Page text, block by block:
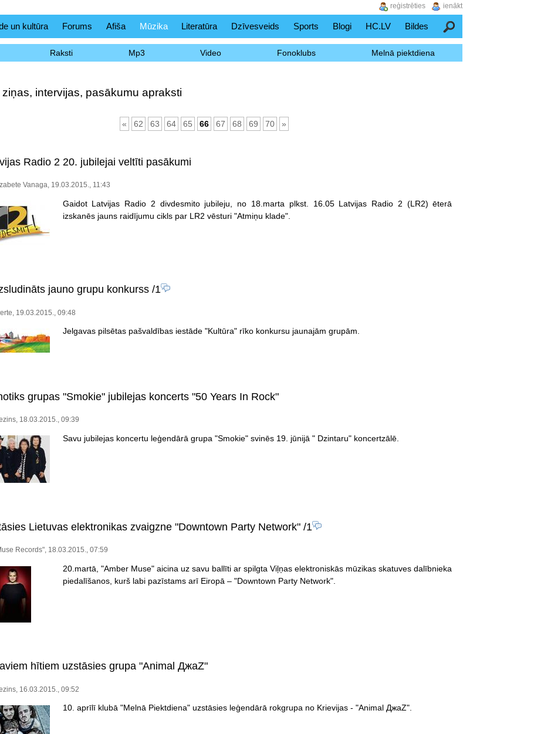
un kultūra Forums Afiša Mūzika Literatūra Dzīvesveids Sports Blogi HC.LV Bildes Meklēšana
Raksti Mp3 Video Fonoklubs Melnā piektdiena
intervijas, pasākumu apraksti
« 62 63 64 65 66 67 68 69 70 »
Radio 2 20. jubilejai veltīti pasākumi
Vanaga, 19.03.2015., 11:43
Gaidot Latvijas Radio 2 divdesmito jubileju, no 18.marta plkst. 16.05 Latvijas Radio 2 (LR2) ēterā
izskanēs jauns raidījumu cikls par LR2 vēsturi "Atmiņu klade".
jauno grupu konkurss/1
19.03.2015., 09:48
Jelgavas pilsētas pašvaldības iestāde "Kultūra" rīko konkursu jaunajām grupām.
grupas "Smokie" jubilejas koncerts "50 Years In Rock"
18.03.2015., 09:39
Savu jubilejas koncertu leģendārā grupa "Smokie" svinēs 19. jūnijā " Dzintaru" koncertzālē.
Lietuvas elektronikas zvaigzne "Downtown Party Network"/1
Records", 18.03.2015., 07:59
20.martā, "Amber Muse" aicina uz savu ballīti ar spilgta Viļņas elektroniskās mūzikas skatuves dalībnieka
piedalīšanos, kurš labi pazīstams arī Eiropā – "Downtown Party Network".
hītiem uzstāsies grupa "Animal ДжаZ"
16.03.2015., 09:52
10. aprīlī klubā "Melnā Piektdiena" uzstāsies leģendārā rokgrupa no Krievijas - "Animal ДжаZ".
ienākt
reģistrēties